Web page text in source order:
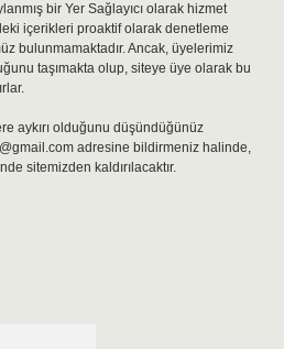
bir Yer Sağlayıcı olarak hizmet
içerikleri proaktif olarak denetleme
bulunmamaktadır. Ancak, üyelerimiz
taşımakta olup, siteye üye olarak bu
aykırı olduğunu düşündüğünüz
adresine bildirmeniz halinde,
sitemizden kaldırılacaktır.